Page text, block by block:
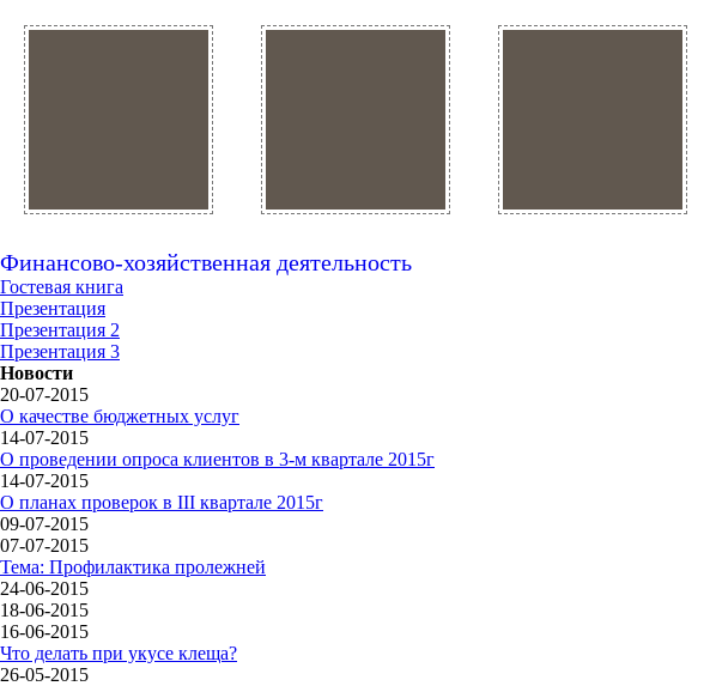
Финансово-хозяйственная деятельность
Гостевая книга
Презентация
Презентация 2
Презентация 3
Новости
20-07-2015
О качестве бюджетных услуг
14-07-2015
О проведении опроса клиентов в 3-м квартале 2015г
14-07-2015
О планах проверок в III квартале 2015г
09-07-2015
07-07-2015
Тема: Профилактика пролежней
24-06-2015
18-06-2015
16-06-2015
Что делать при укусе клеща?
26-05-2015